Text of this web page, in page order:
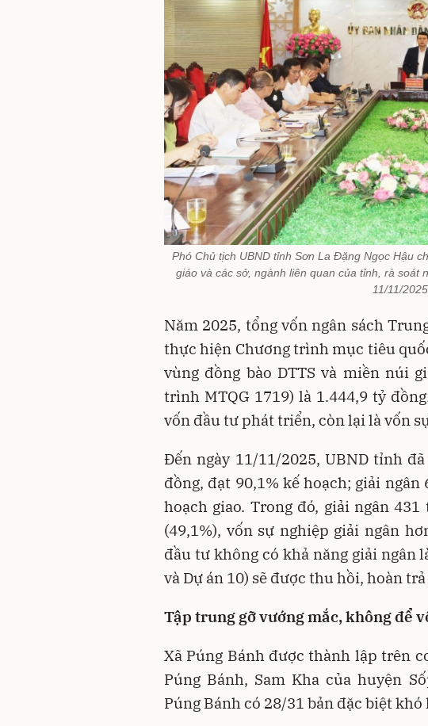
Phó Chủ tịch UBND tỉnh Sơn La Đặng Ngọc Hậu
giáo và các sở, ngành liên quan của tỉnh, rà soát
11/11/2025.
Năm 2025, tổng vốn ngân sách
thực hiện Chương trình mục tiêu
vùng đồng bào DTTS và miền núi
trình MTQG 1719) là 1.444,9 tỷ
vốn đầu tư phát triển, còn lại là vốn
Đến ngày 11/11/2025, UBND tỉnh
đồng, đạt 90,1% kế hoạch; giải ngân
hoạch giao. Trong đó, giải ngân
(49,1%), vốn sự nghiệp giải ngân
đầu tư không có khả năng giải ngân
và Dự án 10) sẽ được thu hồi, hoàn
Tập trung gỡ vướng mắc, không để
Xã Púng Bánh được thành lập trên
Púng Bánh, Sam Kha của huyện
Púng Bánh có 28/31 bản đặc biệt khó